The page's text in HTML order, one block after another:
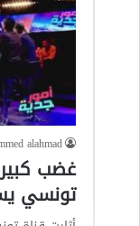
alahmad
غضب
تونسي